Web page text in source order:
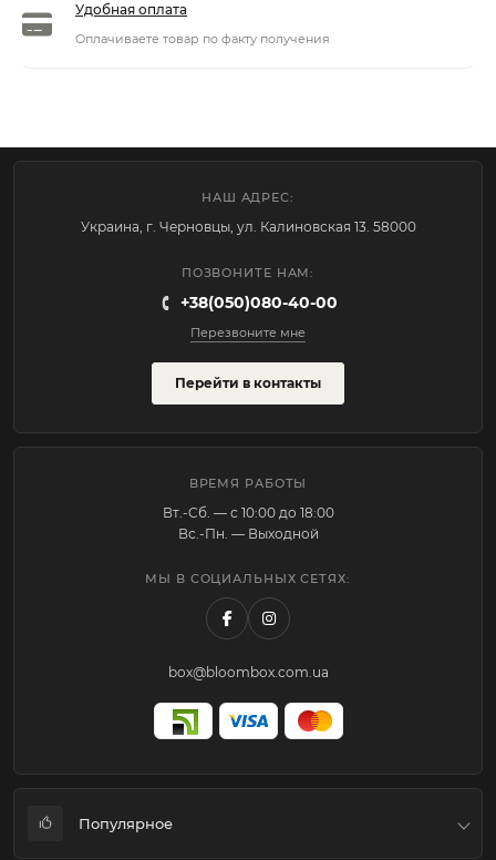
Удобная оплата
Оплачиваете товар по факту получения
НАШ АДРЕС:
Украина, г. Черновцы, ул. Калиновская 13. 58000
ПОЗВОНИТЕ НАМ:
+38(050)080-40-00
Перезвоните мне
Перейти в контакты
ВРЕМЯ РАБОТЫ
Вт.-Cб. — с 10:00 до 18:00
Вс.-Пн. — Выходной
МЫ В СОЦИАЛЬНЫХ СЕТЯХ:
box@bloombox.com.ua
Популярное